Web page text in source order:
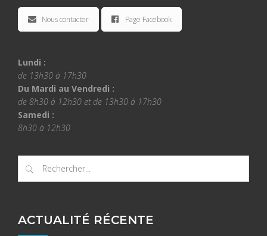
Nous contacter Page Facebook
Lundi :
de 13h30 à 17h30
Du Mardi au Vendredi :
de 8h30 à 12h30 et de 13h30 à 17h30
Samedi :
8h30 à 12h30
ACTUALITÉ RÉCENTE